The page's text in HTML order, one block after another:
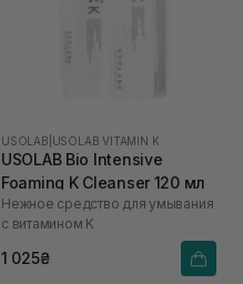
USOLAB USOLAB VITAMIN K
USOLAB Bio Intensive
Foaming K Cleanser 120 мл
Нежное средство для умывания
с витамином K
1 025₴